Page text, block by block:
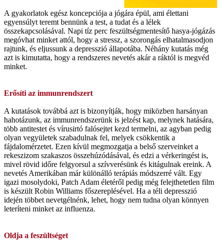
A gyakorlatok egész koncepciója a jógára épül, ami élettani
egyensúlyt teremt bennünk a test, a tudat és a lélek
összekapcsolásával. Napi tíz perc feszültségmentesítő hasya-jógázás
megóvhat minket attól, hogy a stressz, a szorongás elhatalmasodjon
rajtunk, és eljussunk a depresszió állapotába. Néhány kutatás még
azt is kimutatta, hogy a rendszeres nevetés akár a ráktól is megvéd
minket.
Erősíti az immunrendszert
A kutatások továbbá azt is bizonyítják, hogy miközben harsányan
hahotázunk, az immunrendszerünk is jelzést kap, melynek hatására,
több antitestet és vírusirtó falósejtet kezd termelni, az agyban pedig
olyan vegyületek szabadulnak fel, melyek csökkentik a
fájdalomérzetet. Ezen kívül megmozgatja a belső szerveinket a
rekeszizom szakaszos összehúzódásával, és edzi a vérkeringést is,
mivel rövid időre felgyorsul a szívverésünk és kitágulnak ereink. A
nevetés Amerikában már különálló terápiás módszerré vált. Egy
igazi mosolydoki, Patch Adam életéről pedig még felejthetetlen film
is készült Robin Williams főszereplésével. Ha a téli depresszió
idején többet nevetgélnénk, lehet, hogy nem tudna olyan könnyen
leteríteni minket az influenza.
Oldja a feszültséget